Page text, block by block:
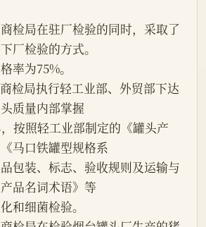
厂检验的方式。
率为75%。
质量内部掌握
按照轻工业部制定的《罐头产
马口铁罐型规格系
包装、标志、验收规则及运输与
品名词术语》等
和细菌检验。